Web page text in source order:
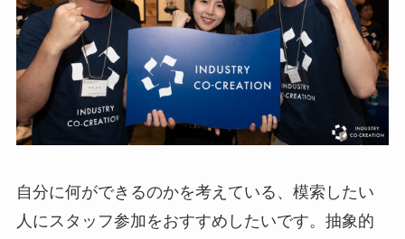
自分に何ができるのかを考えている、模索したい
人にスタッフ参加をおすすめしたいです。抽象的